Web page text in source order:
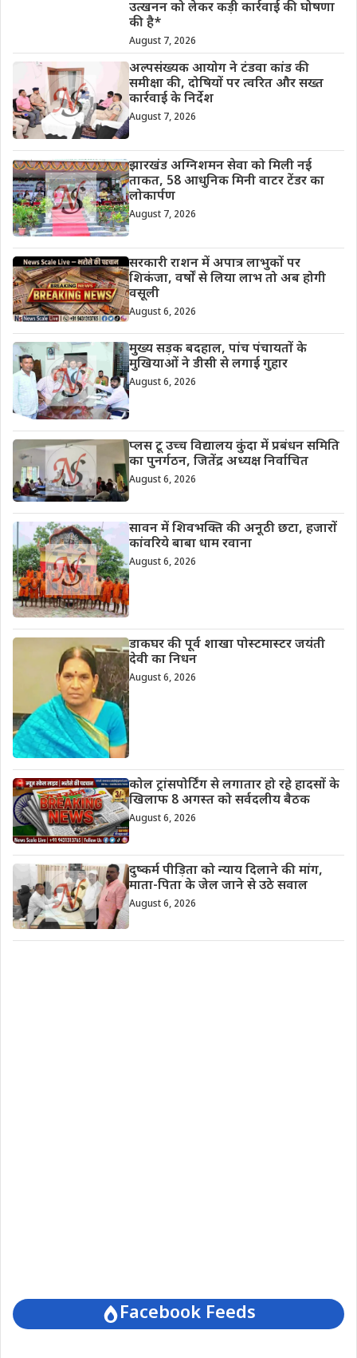
उत्खनन को लेकर कड़ी कार्रवाई की घोषणा
की है*
August 7, 2026
अल्पसंख्यक आयोग ने टंडवा कांड की
समीक्षा की, दोषियों पर त्वरित और सख्त
कार्रवाई के निर्देश
August 7, 2026
झारखंड अग्निशमन सेवा को मिली नई
ताकत, 58 आधुनिक मिनी वाटर टेंडर का
लोकार्पण
August 7, 2026
सरकारी राशन में अपात्र लाभुकों पर
शिकंजा, वर्षों से लिया लाभ तो अब होगी
वसूली
August 6, 2026
मुख्य सड़क बदहाल, पांच पंचायतों के
मुखियाओं ने डीसी से लगाई गुहार
August 6, 2026
प्लस टू उच्च विद्यालय कुंदा में प्रबंधन समिति
का पुनर्गठन, जितेंद्र अध्यक्ष निर्वाचित
August 6, 2026
सावन में शिवभक्ति की अनूठी छटा, हजारों
कांवरिये बाबा धाम रवाना
August 6, 2026
डाकघर की पूर्व शाखा पोस्टमास्टर जयंती
देवी का निधन
August 6, 2026
कोल ट्रांसपोर्टिंग से लगातार हो रहे हादसों के
खिलाफ 8 अगस्त को सर्वदलीय बैठक
August 6, 2026
दुष्कर्म पीड़िता को न्याय दिलाने की मांग,
माता-पिता के जेल जाने से उठे सवाल
August 6, 2026
Facebook Feeds